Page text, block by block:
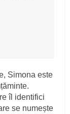
Simona este
îl identifici
se numește